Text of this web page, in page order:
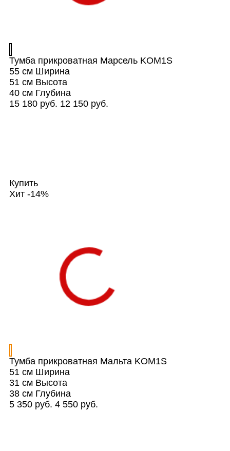
Тумба прикроватная Марсель KOM1S
55 смШирина
51 смВысота
40 смГлубина
15 180 руб. 12 150 руб.
Купить
Хит -14%
Тумба прикроватная Мальта KOM1S
51 смШирина
31 смВысота
38 смГлубина
5 350 руб. 4 550 руб.